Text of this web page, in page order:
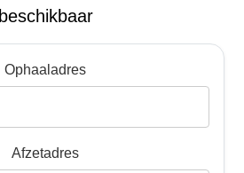
beschikbaar
Ophaaladres
Afzetadres